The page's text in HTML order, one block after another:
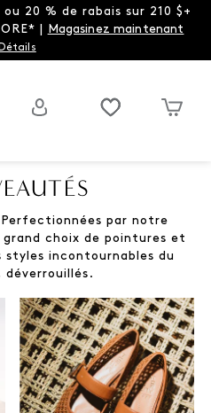
20 % de rabais sur 210 $+
| Magasinez maintenant
par notre
choix de pointures et
styles incontournables du
déverrouillés.